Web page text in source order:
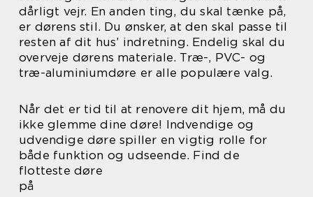
dårligt vejr. En anden ting, du skal tænke på,
er dørens stil. Du ønsker, at den skal passe til
resten af dit hus’ indretning. Endelig skal du
overveje dørens materiale. Træ-, PVC- og
træ-aluminiumdøre er alle populære valg.
Når det er tid til at renovere dit hjem, må du
ikke glemme dine døre! Indvendige og
udvendige døre spiller en vigtig rolle for
både funktion og udseende. Find de
flotteste døre
på